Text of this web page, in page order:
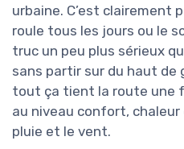
urbaine. C’est clairement
roule tous les jours ou le
truc un peu plus sérieux
sans partir sur du haut de
tout ça tient la route une
au niveau confort,
pluie et le vent.